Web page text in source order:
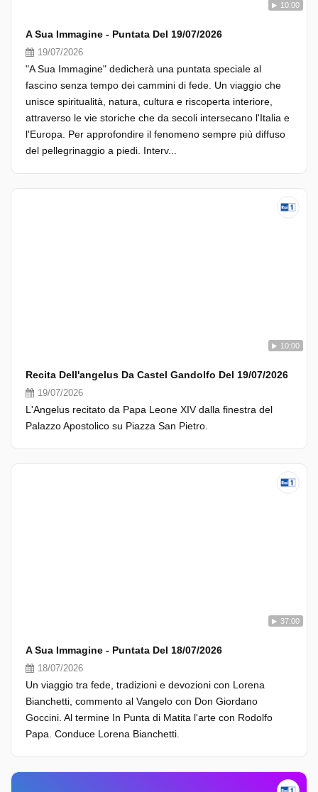
10:00
A Sua Immagine - Puntata Del 19/07/2026
19/07/2026
"A Sua Immagine" dedicherà una puntata speciale al
fascino senza tempo dei cammini di fede. Un viaggio che
unisce spiritualità, natura, cultura e riscoperta interiore,
attraverso le vie storiche che da secoli intersecano l'Italia e
l'Europa. Per approfondire il fenomeno sempre più diffuso
del pellegrinaggio a piedi. Interv...
10:00
Recita Dell'angelus Da Castel Gandolfo Del 19/07/2026
19/07/2026
L'Angelus recitato da Papa Leone XIV dalla finestra del
Palazzo Apostolico su Piazza San Pietro.
37:00
A Sua Immagine - Puntata Del 18/07/2026
18/07/2026
Un viaggio tra fede, tradizioni e devozioni con Lorena
Bianchetti, commento al Vangelo con Don Giordano
Goccini. Al termine In Punta di Matita l'arte con Rodolfo
Papa. Conduce Lorena Bianchetti.